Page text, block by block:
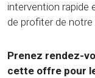
intervention rapide
de profiter de
Prenez rendez-
cette offre pour